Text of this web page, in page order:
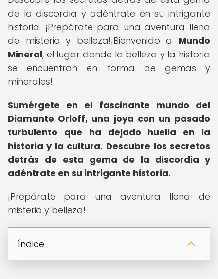
de la discordia y adéntrate en su intrigante
historia. ¡Prepárate para una aventura llena
de misterio y belleza!¡Bienvenido a Mundo
Mineral, el lugar donde la belleza y la historia
se encuentran en forma de gemas y
minerales!
Sumérgete en el fascinante mundo del
Diamante Orloff, una joya con un pasado
turbulento que ha dejado huella en la
historia y la cultura. Descubre los secretos
detrás de esta gema de la discordia y
adéntrate en su intrigante historia.
¡Prepárate para una aventura llena de
misterio y belleza!
Índice